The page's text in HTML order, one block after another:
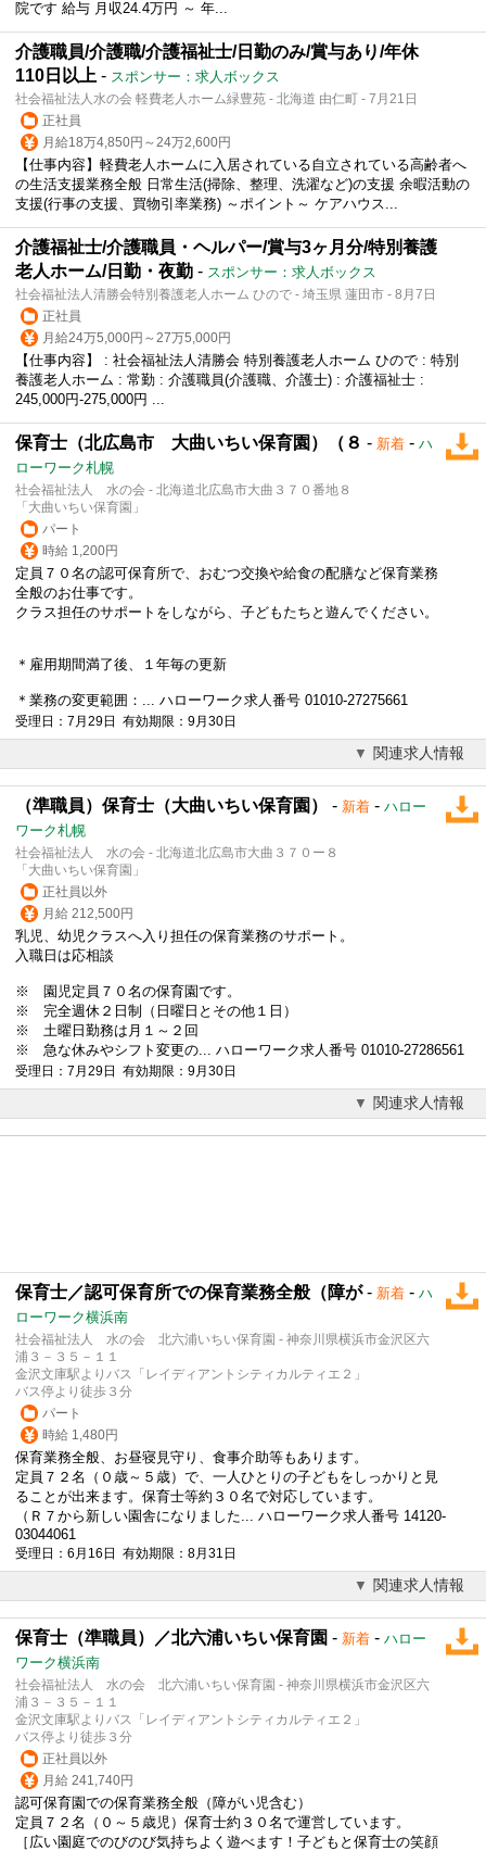
院です 給与 月収24.4万円 ～ 年...
介護職員/介護職/介護福祉士/日勤のみ/賞与あり/年休
110日以上 - スポンサー：求人ボックス
社会福祉法人水の会 軽費老人ホーム緑豊苑 - 北海道 由仁町 - 7月21日
正社員
月給18万4,850円～24万2,600円
【仕事内容】軽費老人ホームに入居されている自立されている高齢者へ
の生活支援業務全般 日常生活(掃除、整理、洗濯など)の支援 余暇活動の
支援(行事の支援、買物引率業務) ～ポイント～ ケアハウス...
介護福祉士/介護職員・ヘルパー/賞与3ヶ月分/特別養護
老人ホーム/日勤・夜勤 - スポンサー：求人ボックス
社会福祉法人清勝会特別養護老人ホーム ひので - 埼玉県 蓮田市 - 8月7日
正社員
月給24万5,000円～27万5,000円
【仕事内容】 : 社会福祉法人清勝会 特別養護老人ホーム ひので : 特別
養護老人ホーム : 常勤 : 介護職員(介護職、介護士) : 介護福祉士 :
245,000円-275,000円 ...
保育士（北広島市 大曲いちい保育園）（８ - 新着 - ハ
ローワーク札幌
社会福祉法人 水の会 - 北海道北広島市大曲３７０番地８
「大曲いちい保育園」
パート
時給 1,200円
定員７０名の認可保育所で、おむつ交換や給食の配膳など保育業務
全般のお仕事です。
クラス担任のサポートをしながら、子どもたちと遊んでください。
＊雇用期間満了後、１年毎の更新
＊業務の変更範囲：... ハローワーク求人番号 01010-27275661
受理日：7月29日 有効期限：9月30日
関連求人情報
（準職員）保育士（大曲いちい保育園） - 新着 - ハロー
ワーク札幌
社会福祉法人 水の会 - 北海道北広島市大曲３７０ー８
「大曲いちい保育園」
正社員以外
月給 212,500円
乳児、幼児クラスへ入り担任の保育業務のサポート。
入職日は応相談
※ 園児定員７０名の保育園です。
※ 完全週休２日制（日曜日とその他１日）
※ 土曜日勤務は月１～２回
※ 急な休みやシフト変更の... ハローワーク求人番号 01010-27286561
受理日：7月29日 有効期限：9月30日
関連求人情報
保育士／認可保育所での保育業務全般（障が- 新着 - ハ
ローワーク横浜南
社会福祉法人 水の会 北六浦いちい保育園 - 神奈川県横浜市金沢区六
浦３－３５－１１
金沢文庫駅よりバス「レイディアントシティカルティエ２」
バス停より徒歩３分
パート
時給 1,480円
保育業務全般、お昼寝見守り、食事介助等もあります。
定員７２名（０歳～５歳）で、一人ひとりの子どもをしっかりと見
ることが出来ます。保育士等約３０名で対応しています。
（Ｒ７から新しい園舎になりました... ハローワーク求人番号 14120-
03044061
受理日：6月16日 有効期限：8月31日
関連求人情報
保育士（準職員）／北六浦いちい保育園 - 新着 - ハロー
ワーク横浜南
社会福祉法人 水の会 北六浦いちい保育園 - 神奈川県横浜市金沢区六
浦３－３５－１１
金沢文庫駅よりバス「レイディアントシティカルティエ２」
バス停より徒歩３分
正社員以外
月給 241,740円
認可保育園での保育業務全般（障がい児含む）
定員７２名（０～５歳児）保育士約３０名で運営しています。
［広い園庭でのびのび気持ちよく遊べます！子どもと保育士の笑顔